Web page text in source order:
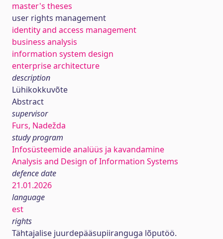
master's theses
user rights management
identity and access management
business analysis
information system design
enterprise architecture
description
Lühikokkuvõte
Abstract
supervisor
Furs, Nadežda
study program
Infosüsteemide analüüs ja kavandamine
Analysis and Design of Information Systems
defence date
21.01.2026
language
est
rights
Tähtajalise juurdepääsupiiranguga lõputöö.